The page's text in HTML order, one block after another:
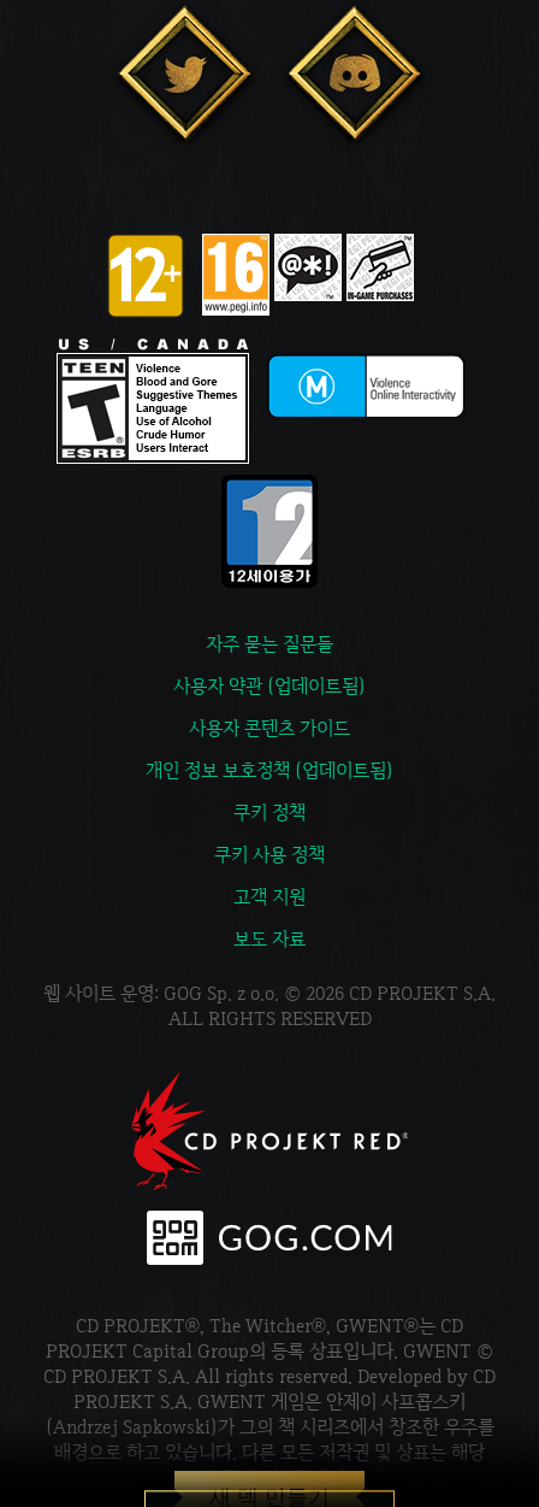
새 덱 만들기
자주 묻는 질문들
사용자 약관 (업데이트됨)
사용자 콘텐츠 가이드
개인 정보 보호정책 (업데이트됨)
쿠키 정책
쿠키 사용 정책
고객 지원
보도 자료
웹 사이트 운영: GOG Sp. z o.o. © 2026 CD PROJEKT S.A.
ALL RIGHTS RESERVED
CD PROJEKT®, The Witcher®, GWENT®는 CD
PROJEKT Capital Group의 등록 상표입니다. GWENT ©
CD PROJEKT S.A. All rights reserved. Developed by CD
PROJEKT S.A. GWENT 게임은 안제이 사프콥스키
(Andrzej Sapkowski)가 그의 책 시리즈에서 창조한 우주를
배경으로 하고 있습니다. 다른 모든 저작권 및 상표는 해당
소유주의 재산입니다.